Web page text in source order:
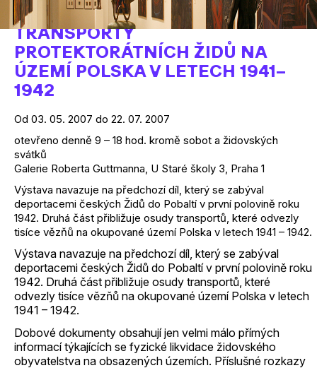
„OD TÉ DOBY VĚŘÍM NA OSUD…“
TRANSPORTY
PROTEKTORÁTNÍCH ŽIDŮ NA
ÚZEMÍ POLSKA V LETECH 1941–
1942
Od 03. 05. 2007 do 22. 07. 2007
otevřeno denně 9 – 18 hod. kromě sobot a židovských
svátků
Galerie Roberta Guttmanna, U Staré školy 3, Praha 1
Výstava navazuje na předchozí díl, který se zabýval
deportacemi českých Židů do Pobaltí v první polovině roku
1942. Druhá část přibližuje osudy transportů, které odvezly
tisíce vězňů na okupované území Polska v letech 1941 – 1942.
Výstava navazuje na předchozí díl, který se zabýval
deportacemi českých Židů do Pobaltí v první polovině roku
1942. Druhá část přibližuje osudy transportů, které
odvezly tisíce vězňů na okupované území Polska v letech
1941 – 1942.
Dobové dokumenty obsahují jen velmi málo přímých
informací týkajících se fyzické likvidace židovského
obyvatelstva na obsazených územích. Příslušné rozkazy